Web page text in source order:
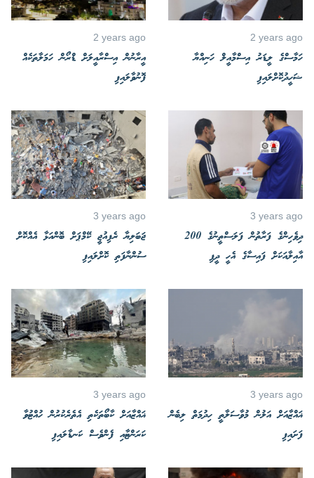
2 years ago
ހަމާސްގެ ލީޑަރު އިސްމާއީލް ހަނިއްޔާ
ޝަހީދުކޮށްލައިފި
2 years ago
އީރާނުން އިސްރާއީލަށް ޑްރޯން ހަމަލާތަކެއް
ފޮނުވާލައިފި
3 years ago
ދިވެހިންގެ ފަރާތުން ފަލަސްތީނުގެ 200
އާއިލާއަކަށް ފައިސާގެ އެހީ ދީފި
3 years ago
ޖަބަލިޔާ ރެފިއުޖީ ކޭމްޕަށް ބޮންއަޅާ އެއްކޮށް
ސުންނާފަތި ކޮށްލައިފި
3 years ago
ޣައްޒާއަށް އަލުން މުވާސަލާތީ ހިދުމަތް ލިބެން
ފަށައިފި
3 years ago
ޣައްޒާއަށް ކާބޯތަކެތި އެތެރެކުރުން ހުއްޓުވާ
ކަރަންޓާއި ފެންވެސް ކަނޑާލައިފި